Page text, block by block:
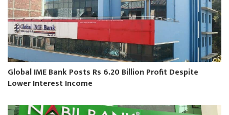
Global IME Bank Posts Rs 6.20 Billion Profit Despite
Lower Interest Income